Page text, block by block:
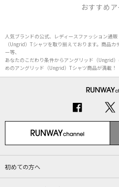
おすすめ
人気ブランドの公式、レディースファッション通
（Ungrid）Tシャツを取り揃えております。商品
ー等、
あなたのこだわり条件からアングリッド（Ungrid
めのアングリッド（Ungrid）Tシャツ商品が満載！
初めての方へ